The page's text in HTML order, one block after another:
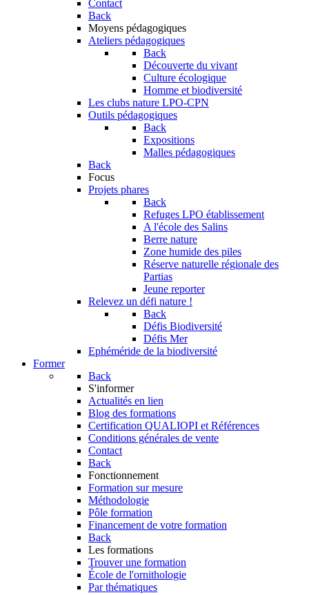
Contact
Back
Moyens pédagogiques
Ateliers pédagogiques
Back
Découverte du vivant
Culture écologique
Homme et biodiversité
Les clubs nature LPO-CPN
Outils pédagogiques
Back
Expositions
Malles pédagogiques
Back
Focus
Projets phares
Back
Refuges LPO établissement
A l'école des Salins
Berre nature
Zone humide des piles
Réserve naturelle régionale des
Partias
Jeune reporter
Relevez un défi nature !
Back
Défis Biodiversité
Défis Mer
Ephéméride de la biodiversité
Former
Back
S'informer
Actualités en lien
Blog des formations
Certification QUALIOPI et Références
Conditions générales de vente
Contact
Back
Fonctionnement
Formation sur mesure
Méthodologie
Pôle formation
Financement de votre formation
Back
Les formations
Trouver une formation
École de l'ornithologie
Par thématiques